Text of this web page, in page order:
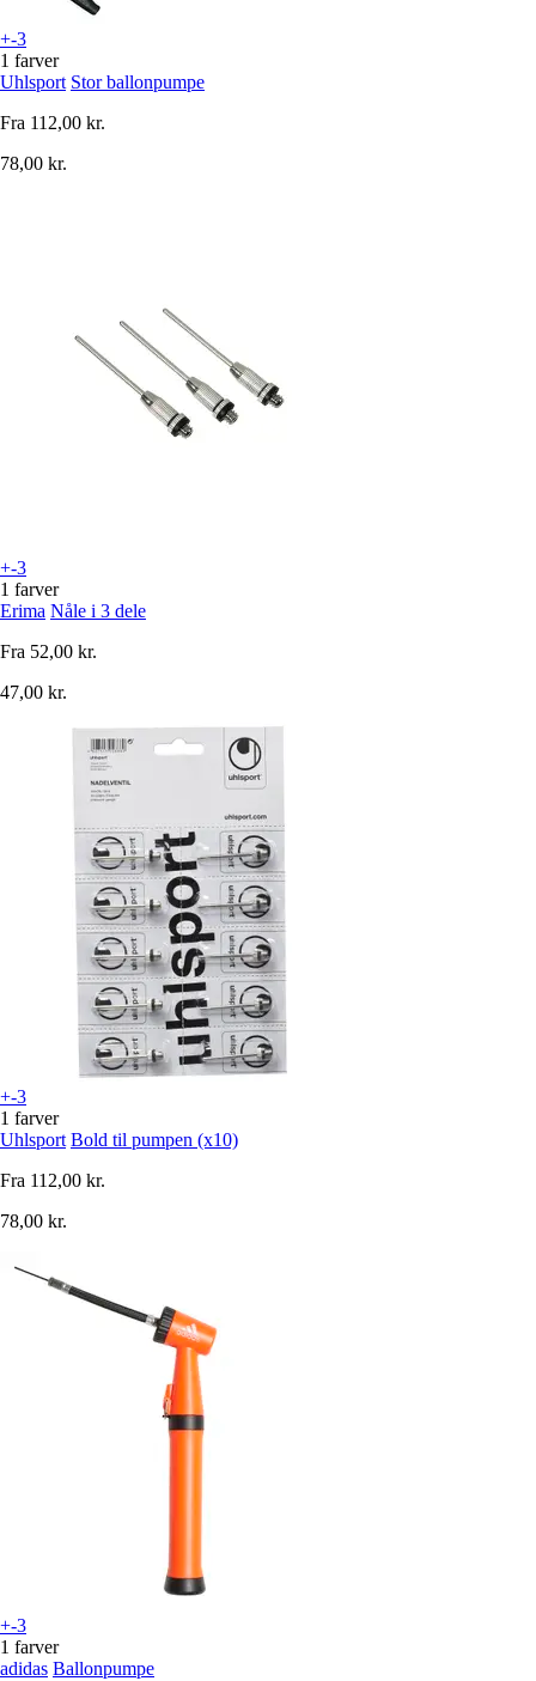
+-3
1 farver
Uhlsport Stor ballonpumpe
Fra 112,00 kr.
78,00 kr.
+-3
1 farver
Erima Nåle i 3 dele
Fra 52,00 kr.
47,00 kr.
+-3
1 farver
Uhlsport Bold til pumpen (x10)
Fra 112,00 kr.
78,00 kr.
+-3
1 farver
adidas Ballonpumpe